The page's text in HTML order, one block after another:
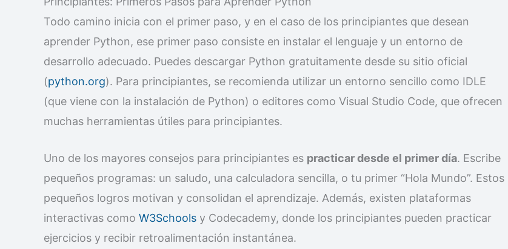
Todo camino inicia con el primer paso, y en el caso de los principiantes que desean
aprender Python, ese primer paso consiste en instalar el lenguaje y un entorno de
desarrollo adecuado. Puedes descargar Python gratuitamente desde su sitio oficial
(python.org). Para principiantes, se recomienda utilizar un entorno sencillo como IDLE
(que viene con la instalación de Python) o editores como Visual Studio Code, que ofrecen
muchas herramientas útiles para principiantes.
Uno de los mayores consejos para principiantes es practicar desde el primer día. Escribe
pequeños programas: un saludo, una calculadora sencilla, o tu primer “Hola Mundo”. Estos
pequeños logros motivan y consolidan el aprendizaje. Además, existen plataformas
interactivas como W3Schools y Codecademy, donde los principiantes pueden practicar
ejercicios y recibir retroalimentación instantánea.